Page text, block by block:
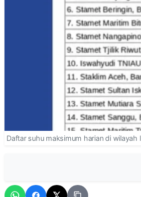
Daftar suhu maksimum harian di wilayah